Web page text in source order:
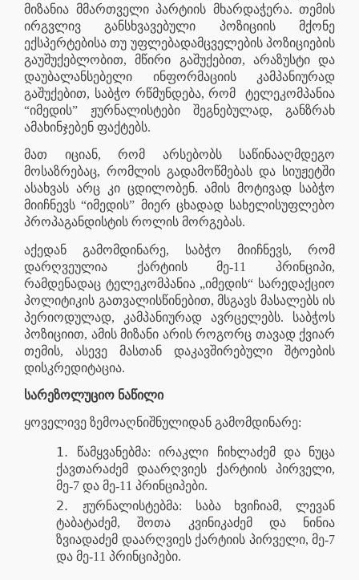
მიზანია მმართველი პარტიის მხარდაჭერა. თემის
ირგვლივ განსხვავებული პოზიციის მქონე
ექსპერტებისა თუ უფლებადამცველების პოზიციების
გაუშუქებლობით, მწირი გაშუქებით, არაზუსტი და
დაუბალანსებელი ინფორმაციის კამპანიურად
გაშუქებით, საბჭო რწმუნდება, რომ
ტელეკომპანია
“იმედის” ჟურნალისტები შეგნებულად, განზრახ
ამახინჯებენ ფაქტებს.
მათ იციან, რომ არსებობს საწინააღმდეგო
მოსაზრებაც, რომლის გადამოწმებას და სიუჟეტში
ასახვას არც კი ცდილობენ. ამის მოტივად საბჭო
მიიჩნევს “იმედის” მიერ ცხადად სახელისუფლებო
პროპაგანდისტის როლის მორგებას.
აქედან გამომდინარე, საბჭო მიიჩნევს, რომ
დარღვეულია ქარტიის მე-11 პრინციპი,
რამდენადაც ტელეკომპანია „იმედის“ სარედაქციო
პოლიტიკის გათვალისწინებით, მსგავს მასალებს ის
პერიოდულად, კამპანიურად ავრცელებს. საბჭოს
პოზიციით, ამის მიზანი არის როგორც თავად ქვიარ
თემის, ასევე მასთან დაკავშირებული შტოების
დისკრედიტაცია.
სარეზოლუციო ნაწილი
ყოველივე ზემოაღნიშნულიდან გამომდინარე:
წამყვანებმა: ირაკლი ჩიხლაძემ და ნუცა
ქავთარაძემ დაარღვიეს ქარტიის პირველი,
მე-7 და მე-11 პრინციპები.
ჟურნალისტებმა: საბა ხვიჩიამ, ლევან
ტაბატაძემ, შოთა კვინიკაძემ და ნინია
ზვიადაძემ დაარღვიეს ქარტიის პირველი, მე-7
და მე-11 პრინციპები.